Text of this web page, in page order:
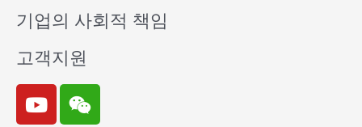
기업의 사회적 책임
고객지원
Y
o
W
e